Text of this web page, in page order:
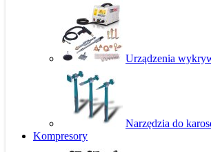
Urządzenia
Narzędzia do
Kompresory